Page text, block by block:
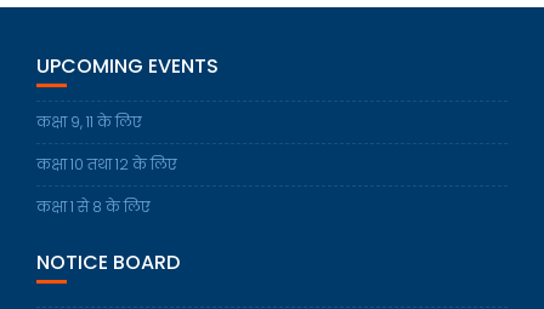
UPCOMING EVENTS
कक्षा 9, 11 के लिए
कक्षा 10 तथा 12 के लिए
कक्षा 1 से 8 के लिए
NOTICE BOARD